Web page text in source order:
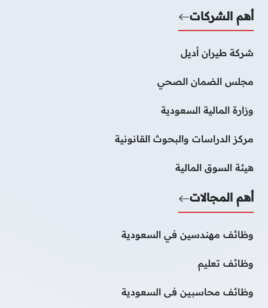
أهم الشركات
شركة طيران أديل
مجلس الضمان الصحي
وزارة المالية السعودية
مركز الدراسات والبحوث القانونية
هيئة السوق المالية
أهم المجالات
وظائف مهندسين في السعودية
وظائف تعليم
وظائف محاسبين فى السعودية